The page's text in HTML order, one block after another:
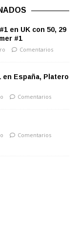
en UK con 50, 29
#1
Comentarios
España, Platero
Comentarios
Comentarios